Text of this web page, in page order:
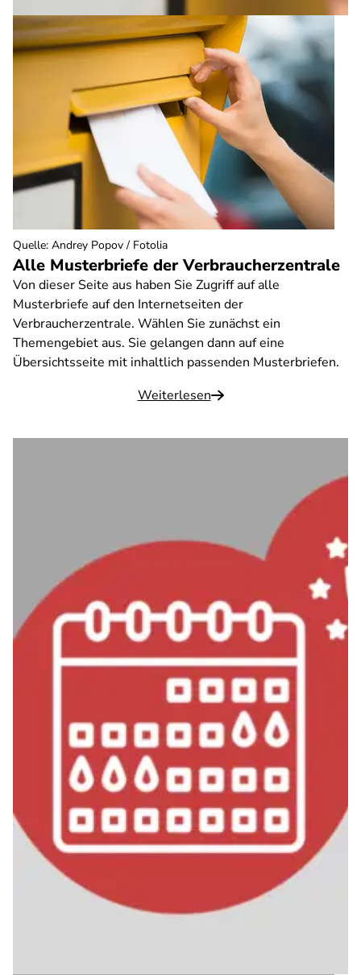
Alle Musterbriefe der Verbraucherzentrale
Von dieser Seite aus haben Sie Zugriff auf alle
Musterbriefe auf den Internetseiten der
Verbraucherzentrale. Wählen Sie zunächst ein
Themengebiet aus. Sie gelangen dann auf eine
Übersichtsseite mit inhaltlich passenden Musterbriefen.
Weiterlesen
Quelle: Andrey Popov / Fotolia